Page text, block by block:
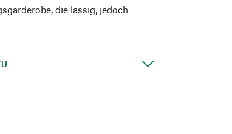
die lässig, jedoch